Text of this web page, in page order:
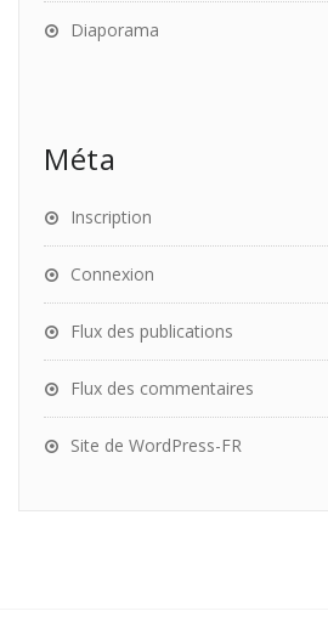
Diaporama
Méta
Inscription
Connexion
Flux des publications
Flux des commentaires
Site de WordPress-FR